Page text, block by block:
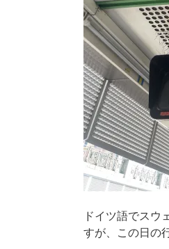
ドイツ語でスウ
すが、この日の